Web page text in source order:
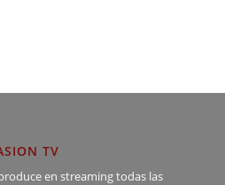
TV
en streaming todas las